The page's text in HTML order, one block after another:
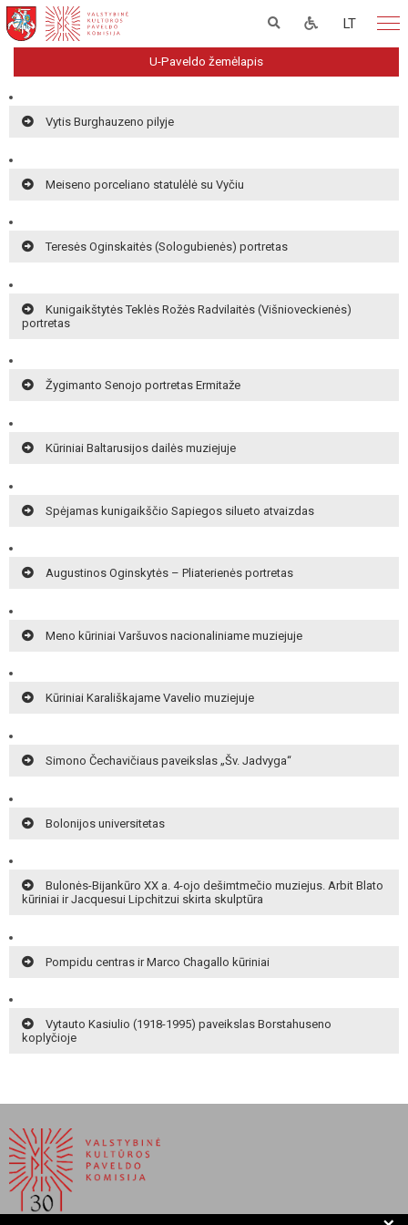
LT
U-Paveldo žemėlapis
Vytis Burghauzeno pilyje
Meiseno porceliano statulėlė su Vyčiu
Teresės Oginskaitės (Sologubienės) portretas
Kunigaikštytės Teklės Rožės Radvilaitės (Višnioveckienės)
portretas
Žygimanto Senojo portretas Ermitaže
Kūriniai Baltarusijos dailės muziejuje
Spėjamas kunigaikščio Sapiegos silueto atvaizdas
Augustinos Oginskytės – Pliaterienės portretas
Meno kūriniai Varšuvos nacionaliniame muziejuje
Kūriniai Karališkajame Vavelio muziejuje
Simono Čechavičiaus paveikslas „Šv. Jadvyga“
Bolonijos universitetas
Bulonės-Bijankūro XX a. 4-ojo dešimtmečio muziejus. Arbit Blato
kūriniai ir Jacquesui Lipchitzui skirta skulptūra
Pompidu centras ir Marco Chagallo kūriniai
Vytauto Kasiulio (1918-1995) paveikslas Borstahuseno
koplyčioje